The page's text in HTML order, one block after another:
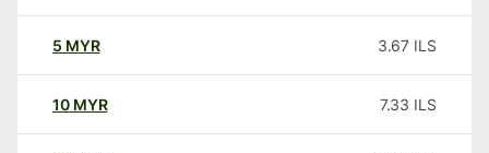
5 MYR 3.67 ILS
10 MYR 7.33 ILS